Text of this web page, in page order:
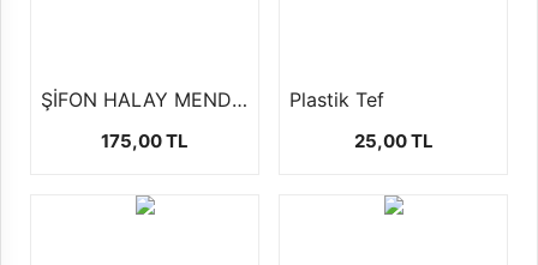
ŞİFON HALAY MENDİLİ (10 AD)
175,00 TL
Plastik Tef
25,00 TL